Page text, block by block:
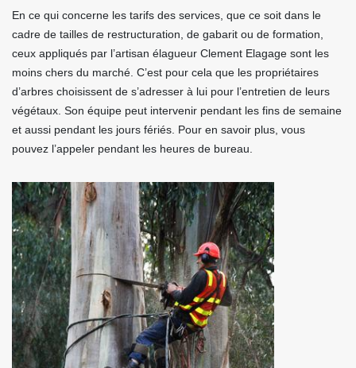
En ce qui concerne les tarifs des services, que ce soit dans le
cadre de tailles de restructuration, de gabarit ou de formation,
ceux appliqués par l’artisan élagueur Clement Elagage sont les
moins chers du marché. C’est pour cela que les propriétaires
d’arbres choisissent de s’adresser à lui pour l’entretien de leurs
végétaux. Son équipe peut intervenir pendant les fins de semaine
et aussi pendant les jours fériés. Pour en savoir plus, vous
pouvez l’appeler pendant les heures de bureau.